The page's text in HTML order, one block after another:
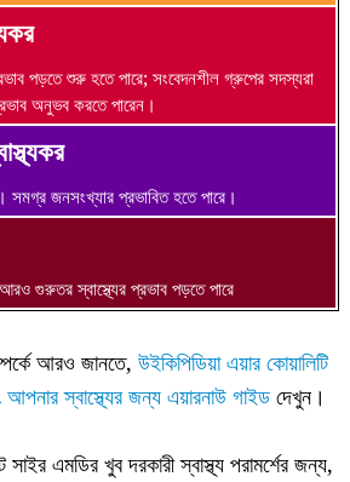
পড়তে শুরু হতে পারে; সংবেদনশীল গ্রুপের সদস্যরা
অনুভব করতে পারেন।
সমগ্র জনসংখ্যার প্রভাবিত হতে পারে।
গুরুতর স্বাস্থ্যের প্রভাব পড়তে পারে
আরও জানতে, উইকিপিডিয়া এয়ার কোয়ালিটি
আপনার স্বাস্থ্যের জন্য এয়ারনাউ গাইডদেখুন।
সাইর এমডির খুব দরকারী স্বাস্থ্য পরামর্শের জন্য,